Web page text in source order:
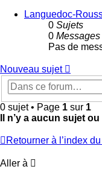
Languedoc-
0 Sujets
0 Messages
Pas de
Nouveau sujet
0 sujet • Page 1 sur 1
Il n’y a aucun sujet
Retourner à l’index
Aller à